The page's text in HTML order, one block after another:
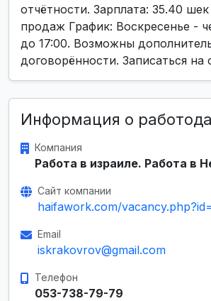
отчётности. Зарплата: 35.40
продаж График: Воскресенье -
до 17:00. Возможны
договорённости. Записаться на
Информация о
Компания
Работа в израиле. Работа в
Сайт компании
haifawork.com/
Email
iskrakovrov@gmail.com
Телефон
053-738-79-79